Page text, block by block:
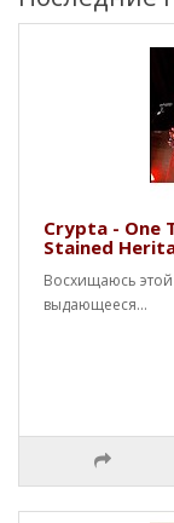
Crypta - One
Stained
Восхищаюсь
выдающееся...